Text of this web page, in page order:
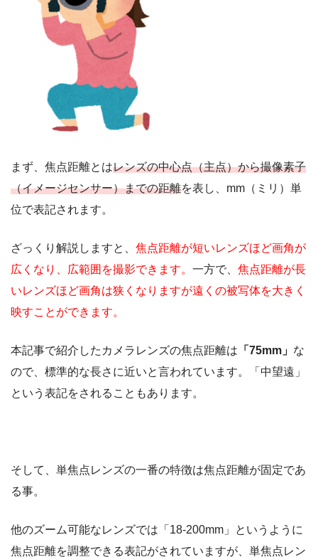
まず、焦点距離とはレンズの中心点（主点）から撮像素子
（イメージセンサー）までの距離を表し、mm（ミリ）単
位で表記されます。
ざっくり解説しますと、 焦点距離が短いレンズほど画角が
広くなり、広範囲を撮影できます。 一方で、 焦点距離が長
いレンズほど画角は狭くなりますが遠くの被写体を大きく
映すことができます。
本記事で紹介したカメラレンズの焦点距離は 「75mm」 な
ので、標準的な長さに近いと言われています。「中望遠」
という表記をされることもあります。
そして、単焦点レンズの一番の特徴は焦点距離が固定であ
る事。
他のズーム可能なレンズでは「18-200mm」というように
焦点距離を調整できる表記がされていますが、単焦点レン